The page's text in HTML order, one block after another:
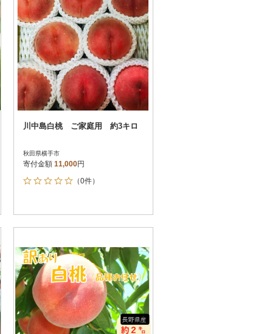
川中島白桃 ご家庭用 約3キロ
秋田県横手市
寄付金額 11,000円
（0件）